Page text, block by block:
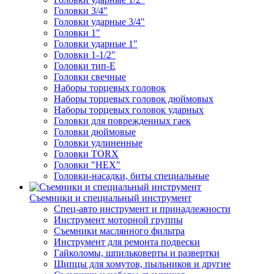
Головки 3/4"
Головки ударные 3/4"
Головки 1"
Головки ударные 1"
Головки 1-1/2"
Головки тип-Е
Головки свечные
Наборы торцевых головок
Наборы торцевых головок дюймовых
Наборы торцевых головок ударных
Головки для поврежденных гаек
Головки дюймовые
Головки удлиненные
Головки TORX
Головки "HEX"
Головки-насадки, биты специальные
Съемники и специальный инструмент
Спец-авто инструмент и принадлежности
Инструмент моторной группы
Съемники маслянного фильтра
Инструмент для ремонта подвески
Гайколомы, шпильковерты и развертки
Щипцы для хомутов, пыльников и другие